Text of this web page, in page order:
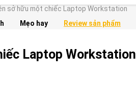
sở hữu một chiếc Laptop Workstation
Mẹo hay Review sản phẩm
Laptop Workstation